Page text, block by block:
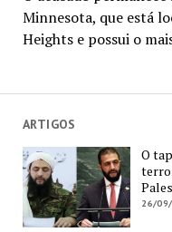
Minnesota, que está
Heights e possui o
ARTIGOS
O
26/